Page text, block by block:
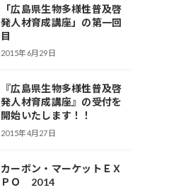
「広島県生物多様性普及啓
発人材育成講座」の第一回
目
2015年6月29日
『広島県生物多様性普及啓
発人材育成講座』の受付を
開始いたします！！
2015年4月27日
カーボン・マーケットＥＸ
ＰＯ 2014